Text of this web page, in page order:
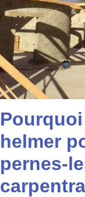
helmer
pernes-